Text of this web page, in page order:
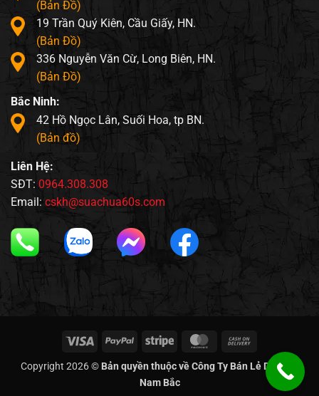
(Bản Đồ)
19 Trần Quý Kiên, Cầu Giấy, HN.
(Bản Đồ)
336 Nguyễn Văn Cừ, Long Biên, HN.
(Bản Đồ)
Bắc Ninh:
42 Hồ Ngọc Lân, Suối Hoa, tp BN.
(Bản đồ)
Liên Hệ:
SĐT: 0964.308.308
Email: cskh@suachua60s.com
Visa PayPal Stripe MasterCard
Delivery
Copyright 2026 © Bản quyền thuộc về Công Ty Bán Lẻ Di Động
Nam Bắc